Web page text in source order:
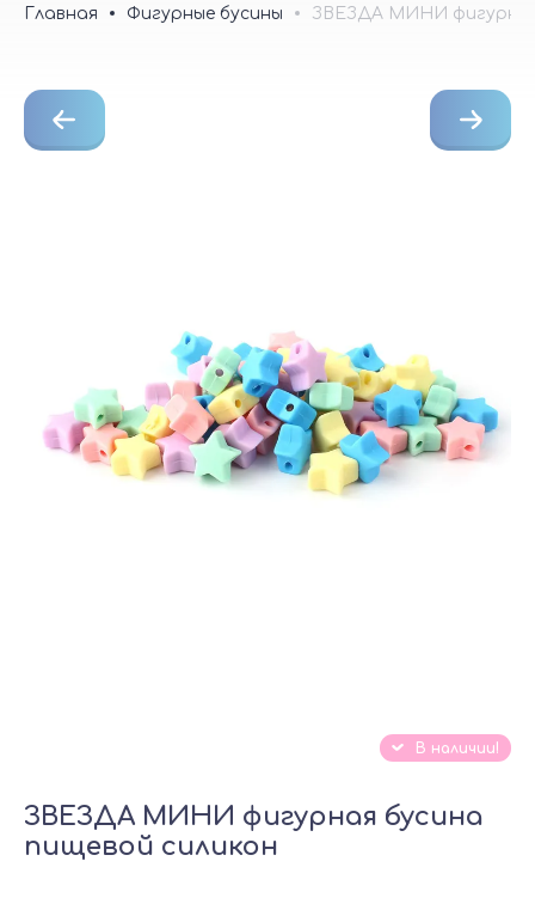
Главная Фигурные бусины ЗВЕЗДА МИНИ фигурная
В наличии!
ЗВЕЗДА МИНИ фигурная бусина
пищевой силикон